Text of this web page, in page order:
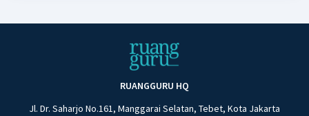
RUANGGURU HQ
Jl. Dr. Saharjo No.161, Manggarai Selatan, Tebet, Kota Jakarta